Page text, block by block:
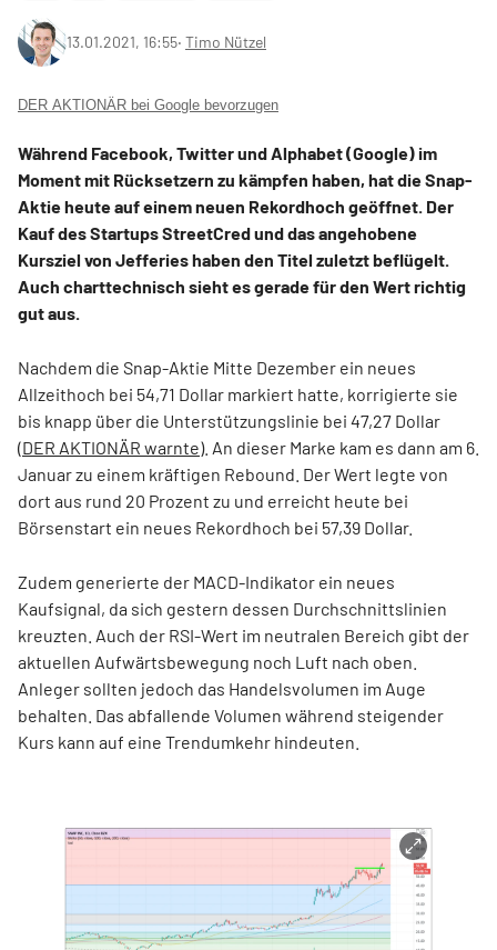
13.01.2021, 16:55‧ Timo Nützel
DER AKTIONÄR bei Google bevorzugen
Während Facebook, Twitter und Alphabet (Google) im
Moment mit Rücksetzern zu kämpfen haben, hat die Snap-
Aktie heute auf einem neuen Rekordhoch geöffnet. Der
Kauf des Startups StreetCred und das angehobene
Kursziel von Jefferies haben den Titel zuletzt beflügelt.
Auch charttechnisch sieht es gerade für den Wert richtig
gut aus.
Nachdem die Snap-Aktie Mitte Dezember ein neues
Allzeithoch bei 54,71 Dollar markiert hatte, korrigierte sie
bis knapp über die Unterstützungslinie bei 47,27 Dollar
(DER AKTIONÄR warnte). An dieser Marke kam es dann am 6.
Januar zu einem kräftigen Rebound. Der Wert legte von
dort aus rund 20 Prozent zu und erreicht heute bei
Börsenstart ein neues Rekordhoch bei 57,39 Dollar.
Zudem generierte der MACD-Indikator ein neues
Kaufsignal, da sich gestern dessen Durchschnittslinien
kreuzten. Auch der RSI-Wert im neutralen Bereich gibt der
aktuellen Aufwärtsbewegung noch Luft nach oben.
Anleger sollten jedoch das Handelsvolumen im Auge
behalten. Das abfallende Volumen während steigender
Kurs kann auf eine Trendumkehr hindeuten.